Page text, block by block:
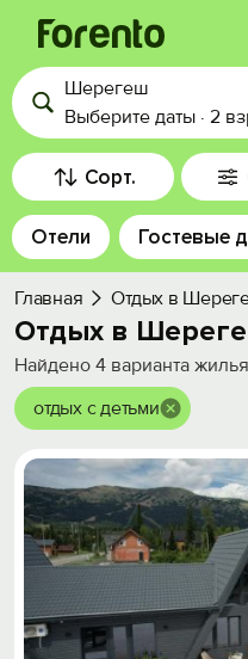
Войти
Избранное
История
Добавить свой
Шерегеш
Выберите даты · 2
Сорт.
Отели Гостевые
Главная Отдых в
Отдых в
Найдено 4 варианта жилья
отдых с детьми